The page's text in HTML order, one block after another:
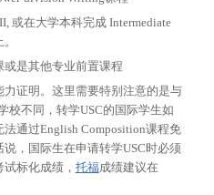
或在大学本科完成 Intermediate
是其他专业前置课程
证明。这里需要特别注意的是与
校不同，转学USC的国际学生如
通过English Composition课程免
，国际生在申请转学USC时必须
标化成绩， 托福成绩建议在